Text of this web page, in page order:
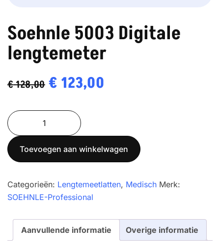
Soehnle 5003 Digitale
lengtemeter
€128,00 Oorspronkelijke
was:
€ 128,00.
€ 123,00
€ 123,00.
Soehnle
5003
Digitale
lengtemeter
Toevoegen aan winkelwagen
Categorieën: Lengtemeetlatten, Medisch Merk:
SOEHNLE-Professional
Aanvullende informatie Overige informatie